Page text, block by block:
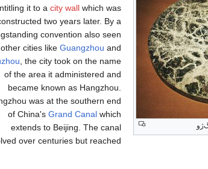
it to acity wall which was
two years later. By a
convention also seen
cities likeGuangzhou and
, the city took on the name
of the area it administered and
became known as Hangzhou.
was at the southern end
of China'sGrand Canal which
extends to Beijing. The canal
over centuries but reached